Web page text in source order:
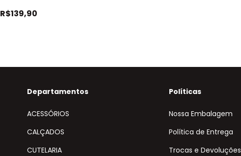
R$139,90
Departamentos
ACESSÓRIOS
CALÇADOS
CUTELARIA
Políticas
Nossa Embalagem
Política de Entrega
Trocas e Devoluções